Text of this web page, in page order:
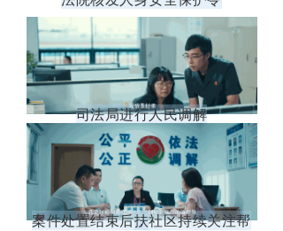
司法局进行人民调解
案件处置结束后，社区持续关注帮扶